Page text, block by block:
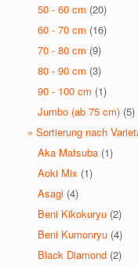
50 - 60 cm (20)
60 - 70 cm (16)
70 - 80 cm (9)
80 - 90 cm (3)
90 - 100 cm (1)
Jumbo (ab 75 cm) (5)
» Sortierung nach
Aka Matsuba (1)
Aoki Mix (1)
Asagi (4)
Beni Kikokuryu (2)
Beni Kumonryu (4)
Black Diamond (2)